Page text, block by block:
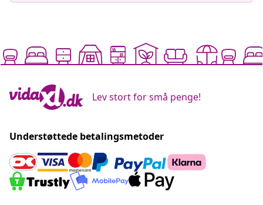
Lev stort for små penge!
Understøttede betalingsmetoder